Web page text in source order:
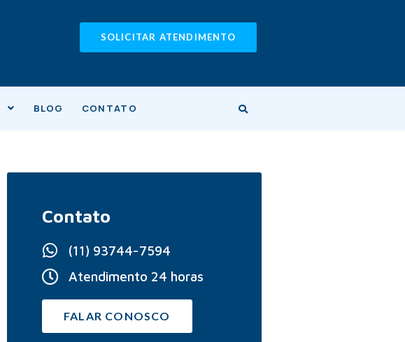
SOLICITAR ATENDIMENTO
BLOG CONTATO
Contato
(11) 93744-7594
Atendimento 24 horas
FALAR CONOSCO